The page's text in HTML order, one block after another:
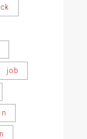
job